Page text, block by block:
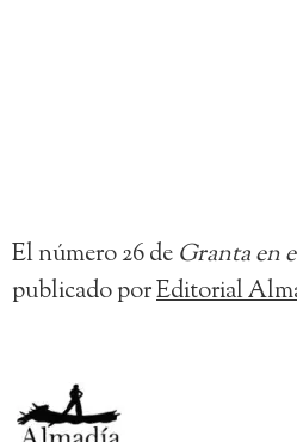
El número 26 de Granta en
publicado porEditorial